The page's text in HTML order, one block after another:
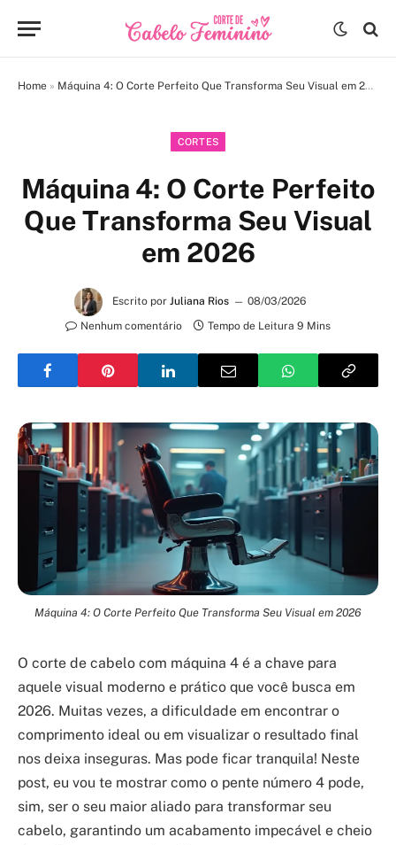
Home » Máquina 4: O Corte Perfeito Que Transforma Seu Visual em 2026
CORTES
Máquina 4: O Corte Perfeito
Que Transforma Seu Visual
em 2026
Escrito por Juliana Rios
08/03/2026
Nenhum comentário
Tempo de Leitura 9 Mins
Máquina 4: O Corte Perfeito Que Transforma Seu Visual em 2026
O corte de cabelo com máquina 4 é a chave para
aquele visual moderno e prático que você busca em
2026. Muitas vezes, a dificuldade em encontrar o
comprimento ideal ou em visualizar o resultado final
nos deixa inseguras. Mas pode ficar tranquila! Neste
post, eu vou te mostrar como o pente número 4 pode,
sim, ser o seu maior aliado para transformar seu
cabelo, garantindo um acabamento impecável e cheio